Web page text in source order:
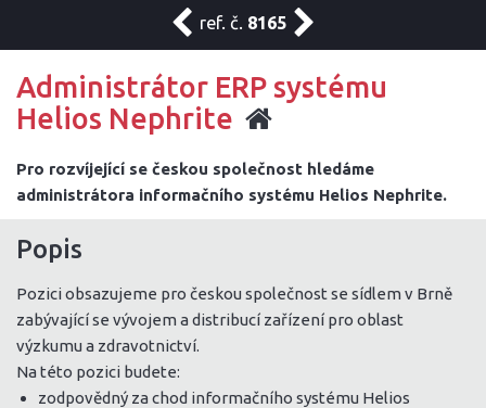
ref. č. 8165
Administrátor ERP systému
Helios Nephrite
Pro rozvíjející se českou společnost hledáme
administrátora informačního systému Helios Nephrite.
Popis
Pozici obsazujeme pro českou společnost se sídlem v Brně
zabývající se vývojem a distribucí zařízení pro oblast
výzkumu a zdravotnictví.
Na této pozici budete:
zodpovědný za chod informačního systému Helios